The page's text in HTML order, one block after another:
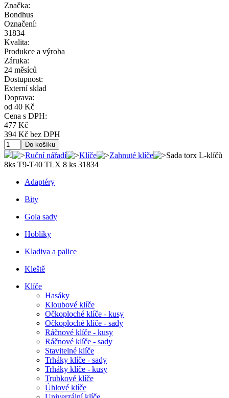
Značka:
Bondhus
Označení:
31834
Kvalita:
Produkce a výroba
Záruka:
24 měsíců
Dostupnost:
Externí sklad
Doprava:
od 40 Kč
Cena s DPH:
477 Kč
394 Kč bez DPH
Ruční nářadí Klíče Zahnuté klíče
Sada torx L-klíčů
8ks T9-T40 TLX 8 ks 31834
Adaptéry
Bity
Gola sady
Hoblíky
Kladiva a palice
Kleště
Klíče
Hasáky
Kloubové klíče
Očkoploché klíče - kusy
Očkoploché klíče - sady
Ráčnové klíče - kusy
Ráčnové klíče - sady
Stavitelné klíče
Trháky klíče - sady
Trháky klíče - kusy
Trubkové klíče
Úhlové klíče